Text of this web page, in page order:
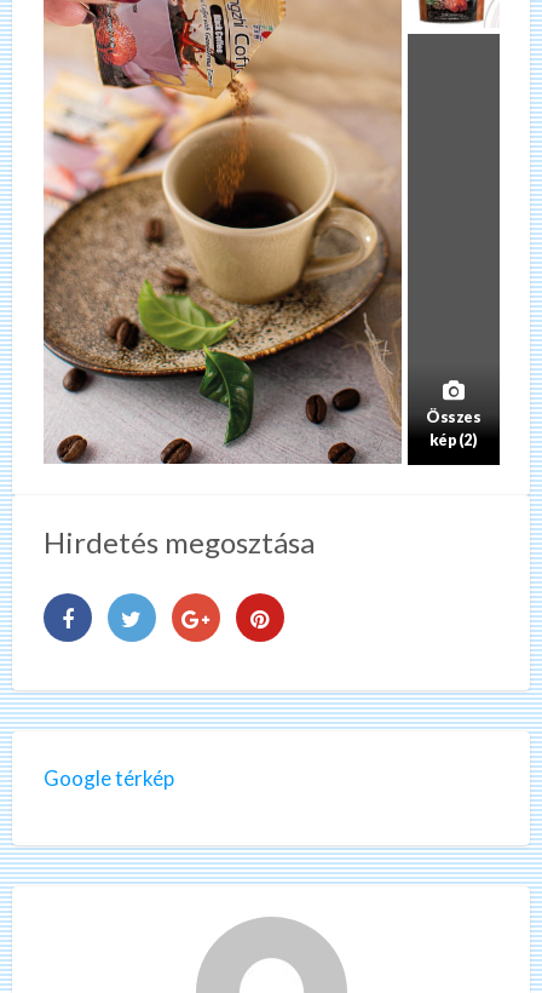
Összes
kép (2)
Hirdetés megosztása
Google térkép